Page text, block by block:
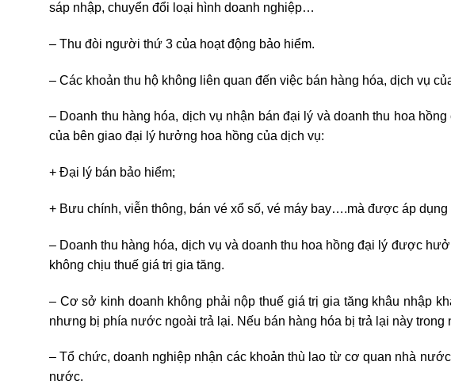
sáp nhập, chuyển đổi loại hình doanh nghiệp…
– Thu đòi người thứ 3 của hoạt động bảo hiểm.
– Các khoản thu hộ không liên quan đến việc bán hàng hóa, dịch vụ
– Doanh thu hàng hóa, dịch vụ nhận bán đại lý và doanh thu hoa
của bên giao đại lý hưởng hoa hồng của dịch vụ:
+ Đại lý bán bảo hiểm;
+ Bưu chính, viễn thông, bán vé xổ số, vé máy bay….mà được áp dụng
– Doanh thu hàng hóa, dịch vụ và doanh thu hoa hồng đại lý được
không chịu thuế giá trị gia tăng.
– Cơ sở kinh doanh không phải nộp thuế giá trị gia tăng khâu nhập
nhưng bị phía nước ngoài trả lại. Nếu bán hàng hóa bị trả lại này trong
– Tổ chức, doanh nghiệp nhận các khoản thù lao từ cơ quan nhà
nước.